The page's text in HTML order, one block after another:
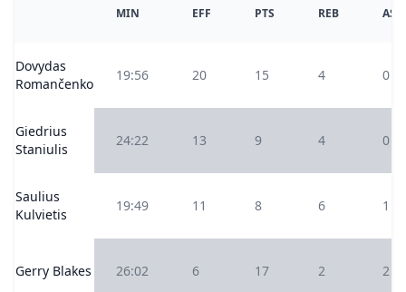
MIN EFF PTS REB AS
Dovydas
Romančenko
19:56 20 15 4 0
Giedrius
Staniulis
24:22 13 9 4 0
Saulius
Kulvietis
19:49 11 8 6 1
Gerry Blakes 26:02 6 17 2 2